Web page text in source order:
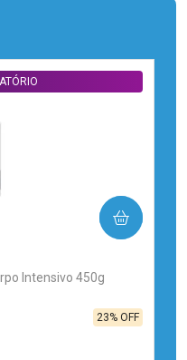
Intensivo 450g
23% OFF
COMPRAR